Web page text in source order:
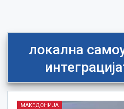
локална
МАКЕДОНИЈА